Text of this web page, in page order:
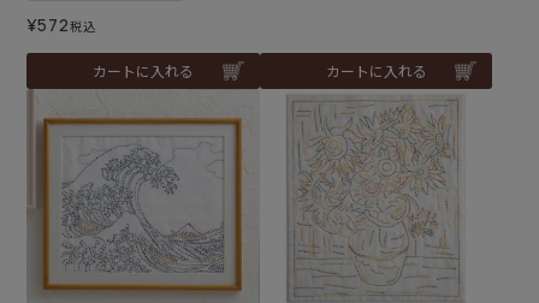
¥572税込
カートに入れる カートに入れる